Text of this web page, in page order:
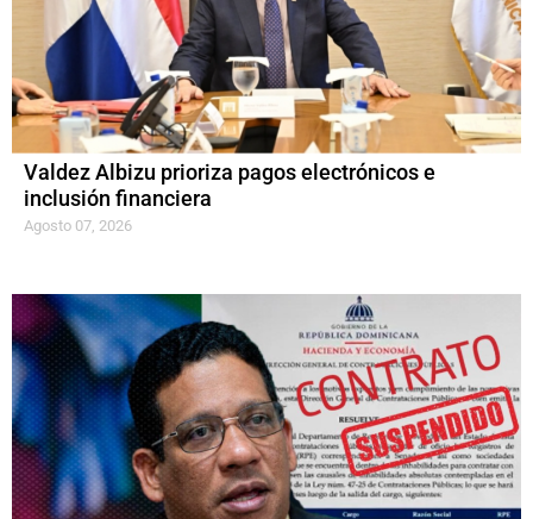
Valdez Albizu prioriza pagos electrónicos e
inclusión financiera
Agosto 07, 2026